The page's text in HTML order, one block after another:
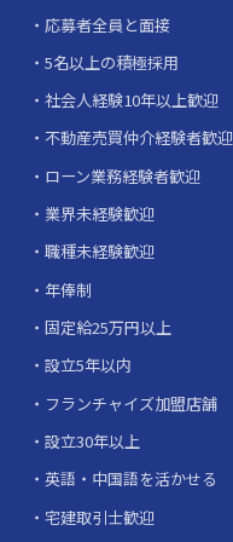
応募者全員と面接
5名以上の積極採用
社会人経験10年以上歓迎
不動産売買仲介経験者歓迎
ローン業務経験者歓迎
業界未経験歓迎
職種未経験歓迎
年俸制
固定給25万円以上
設立5年以内
フランチャイズ加盟店舗
設立30年以上
英語・中国語を活かせる
宅建取引士歓迎